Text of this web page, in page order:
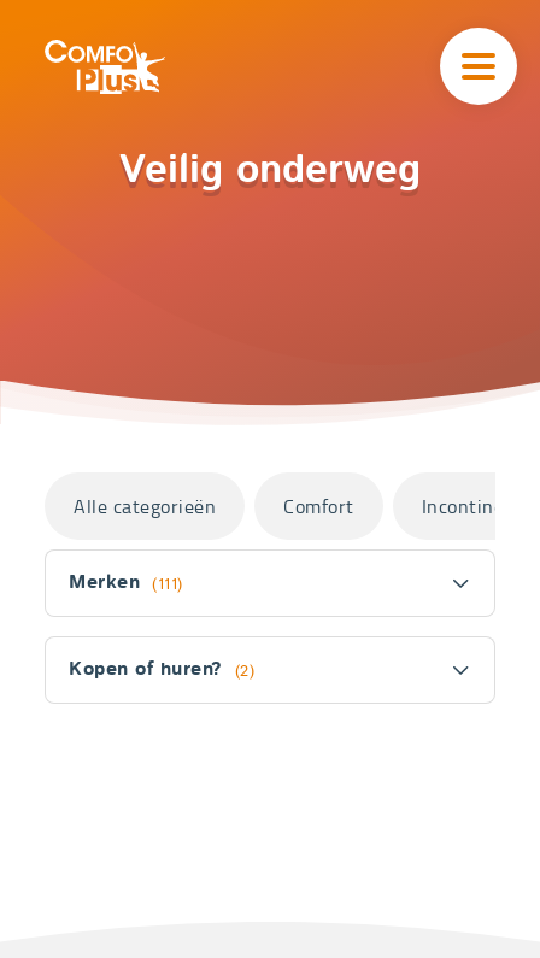
CatalogusVeilig onderweg
navigatieComfoPlus
Filter
Merken (111)
Kopen of huren? (2)
Alle categorieën Comfort Incontinentie